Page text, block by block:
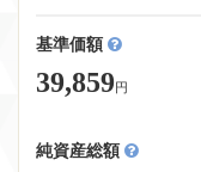
基準価額
39,859円
純資産総額